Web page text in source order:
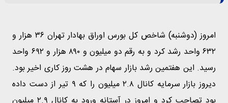
امروز (دوشنبه) شاخص کل بورس اوراق بهادار تهران ۳۶ هزار و
۶۳۲ واحد رشد کرد و به رقم دو میلیون و ۸۹۰ هزار و ۶۹۲ واحد
رسید. این هفتمین رشد بازار سهام در هشت روز کاری اخیر بود.
دیروز بازار سرمایه کانال ۲.۸ میلیون را که ۹ تیر از دست داده